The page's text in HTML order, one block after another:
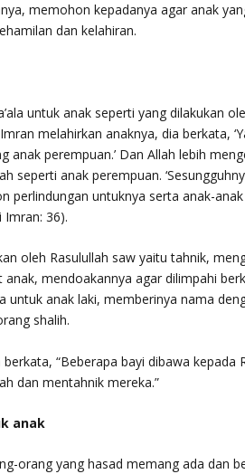
memohon kepadanya agar anak
dan kelahiran.
untuk anak seperti yang dilakukan
melahirkan anaknya, dia berkata,
anak perempuan.’ Dan Allah lebih
seperti anak perempuan.
perlindungan untuknya serta anak-
Imran: 36).
oleh Rasulullah saw yaitutahnik,
mendoakannya agar dilimpahi
untuk anak laki, memberinya nama
shalih.
“Beberapa bayi dibawa kepada
dan mentahnik mereka.”
anak
orang yang hasad memang ada dan